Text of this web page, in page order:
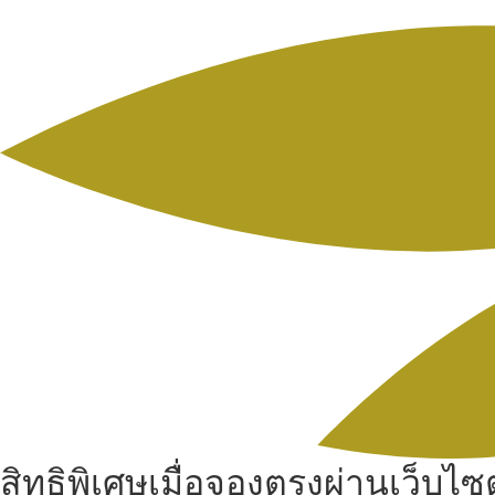
สิทธิพิเศษเมื่อจองตรงผ่านเว็บไ